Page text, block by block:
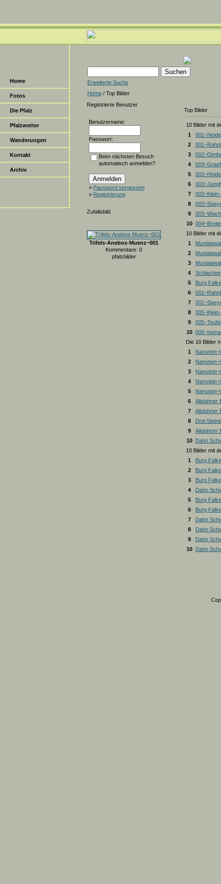
Home
Fotos
Die Pfalz
Pfalzwetter
Wanderungen
Kontakt
Archiv
Erweiterte Suche
Home / Top Bilder
Registrierte Benutzer
Benutzername:
Passwort:
Beim nächsten Besuch
automatisch anmelden?
» Password vergessen
» Registrierung
Zufallsbild
Trifels-Anebos-Muenz~001
Kommentare: 0
pfalzbilder
Top Bilder
10 Bilder mit
1
2
3
4
5
6
7
8
9
10
10 Bilder mit
1
2
3
4
5
Burg
6
7
8
9
10
Die 10 Bilder
1
2
3
4
5
6
Altdahner
7
Altdahner
8
Drei
9
Altdahner
10
Dahn
10 Bilder mit
1
Burg
2
Burg
3
Burg
4
Dahn
5
Burg
6
Burg
7
Dahn
8
Dahn
9
Dahn
10
Dahn